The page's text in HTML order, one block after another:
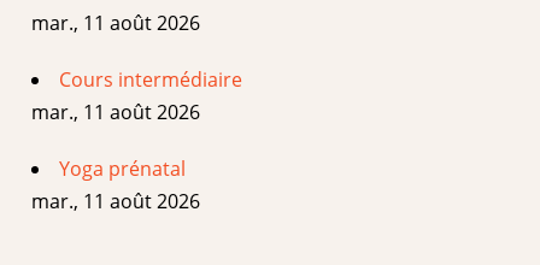
mar., 11 août 2026
Cours intermédiaire
mar., 11 août 2026
Yoga prénatal
mar., 11 août 2026